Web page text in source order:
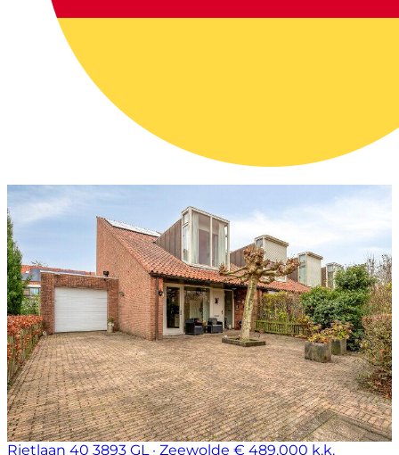
Rietlaan 40 3893 GL · Zeewolde € 489.000 k.k.